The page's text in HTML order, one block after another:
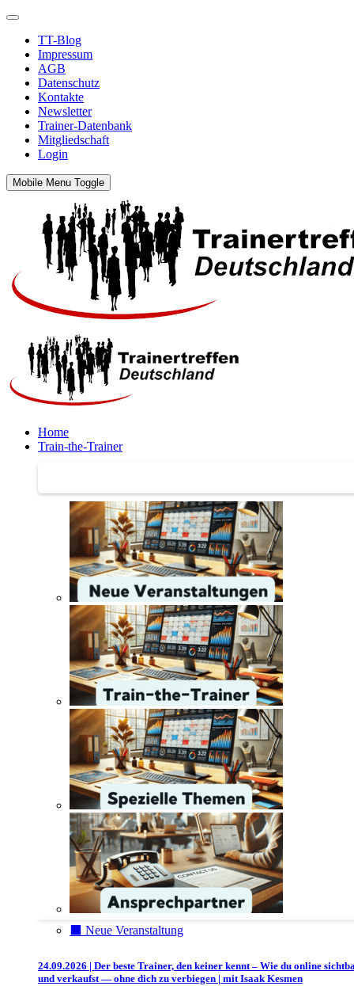
TT-Blog
Impressum
AGB
Datenschutz
Kontakte
Newsletter
Trainer-Datenbank
Mitgliedschaft
Login
Mobile Menu Toggle
Home
Train-the-Trainer
⬛️ Neue Veranstaltung
24.09.2026 | Der beste Trainer, den keiner kennt – Wie du online
und verkaufst — ohne dich zu verbiegen | mit Isaak Kesmen